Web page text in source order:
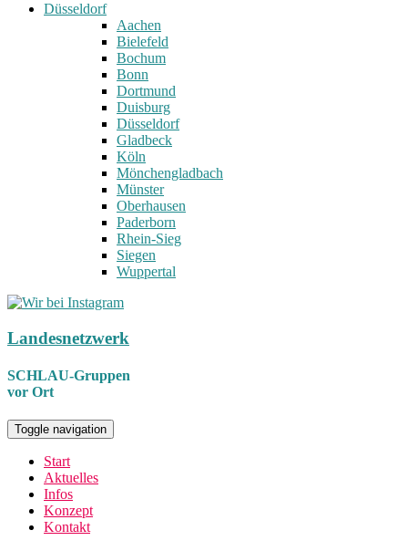
Düsseldorf
Aachen
Bielefeld
Bochum
Bonn
Dortmund
Duisburg
Düsseldorf
Gladbeck
Köln
Mönchengladbach
Münster
Oberhausen
Paderborn
Rhein-Sieg
Siegen
Wuppertal
Landesnetzwerk
SCHLAU-Gruppen
vor Ort
Toggle navigation
Start
Aktuelles
Infos
Konzept
Kontakt